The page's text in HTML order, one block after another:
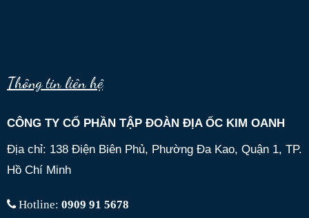
Thông tin liên hệ
CÔNG TY CỔ PHẦN TẬP ĐOÀN ĐỊA ỐC KIM OANH
Địa chỉ: 138 Điện Biên Phủ, Phường Đa Kao, Quận 1, TP.
Hồ Chí Minh
Hotline: 0909 91 5678